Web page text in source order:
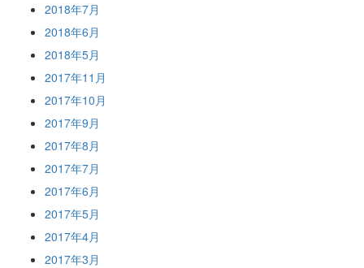
2018年7月
2018年6月
2018年5月
2017年11月
2017年10月
2017年9月
2017年8月
2017年7月
2017年6月
2017年5月
2017年4月
2017年3月